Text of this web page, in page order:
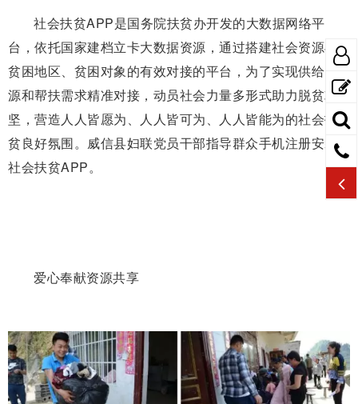
社会扶贫APP是国务院扶贫办开发的大数据网络平
台，依托国家建档立卡大数据资源，通过搭建社会资源与
贫困地区、贫困对象的有效对接的平台，为了实现供给资
源和帮扶需求精准对接，动员社会力量多形式助力脱贫攻
坚，营造人人皆愿为、人人皆可为、人人皆能为的社会扶
贫良好氛围。威信县妇联党员干部指导群众手机注册安装
社会扶贫APP。
爱心奉献资源共享